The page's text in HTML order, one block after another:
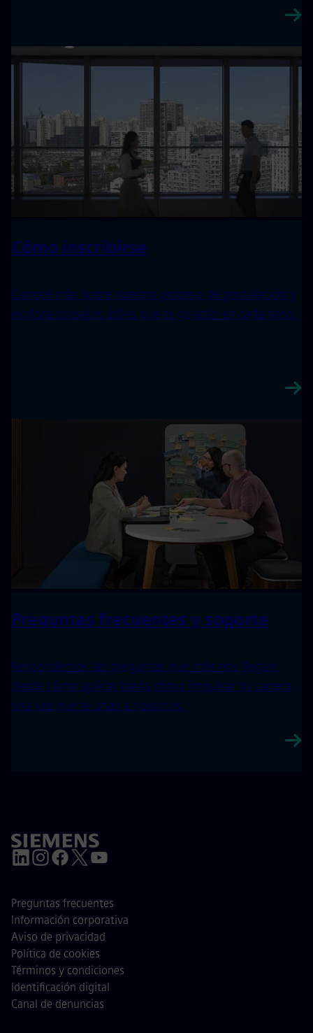
Cómo inscribirse
Conoce más sobre nuestro proceso de postulación y
explora consejos útiles que te guiarán en cada paso.
Preguntas frecuentes y soporte
Respondemos las preguntas que más nos llegan:
desde cómo aplicar hasta cómo impulsar tu carrera
una vez que te unas a nosotros.
Preguntas frecuentes
Información corporativa
Aviso de privacidad
Política de cookies
Términos y condiciones
Identificación digital
Canal de denuncias